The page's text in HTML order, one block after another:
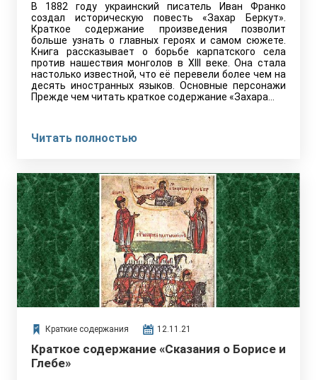
В 1882 году украинский писатель Иван Франко
создал историческую повесть «Захар Беркут».
Краткое содержание произведения позволит
больше узнать о главных героях и самом сюжете.
Книга рассказывает о борьбе карпатского села
против нашествия монголов в XIII веке. Она стала
настолько известной, что её перевели более чем на
десять иностранных языков. Основные персонажи
Прежде чем читать краткое содержание «Захара…
Читать полностью
Краткие содержания 12.11.21
Краткое содержание «Сказания о Борисе и
Глебе»